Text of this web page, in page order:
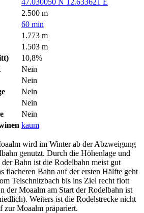
2.500 m
60 min
1.773 m
1.503 m
10,8%
Nein
Nein
Nein
Nein
Nein
kaum
wird im Winter ab der Abzweigung
genutzt. Durch die Höhenlage und
Bahn ist die Rodelbahn meist gut
flacheren Bahn auf der ersten Hälfte geht
Teischnitzbach bis ins Ziel recht flott
der Moaalm am Start der Rodelbahn ist
Weiters ist die Rodelstrecke nicht
zur Moaalm präpariert.